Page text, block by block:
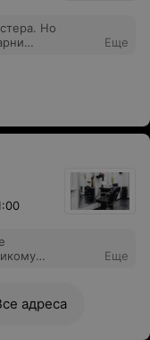
Но
Еще
длины.
натуральный
Обычно на
Мастер
Еще
адреса